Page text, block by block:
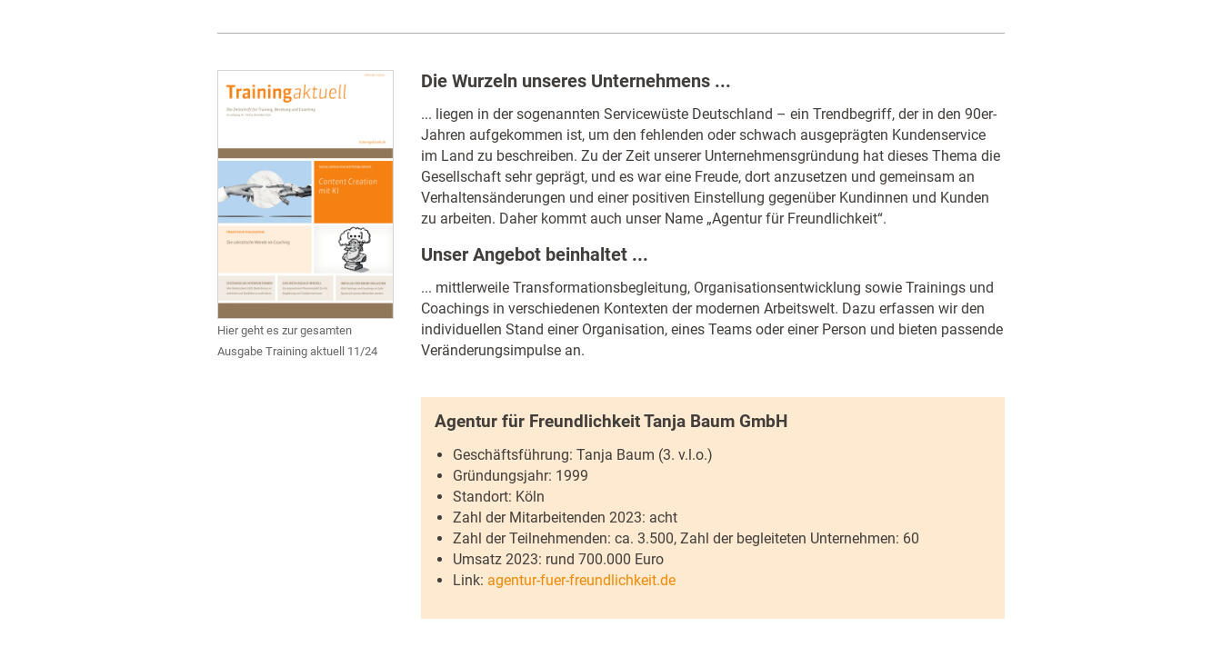
Hier geht es zur gesamten
Ausgabe Training aktuell 11/24
Die Wurzeln unseres Unternehmens ...
... liegen in der sogenannten Servicewüste Deutschland – ein Trendbegriff, der in den 90er-
Jahren aufgekommen ist, um den fehlenden oder schwach ausgeprägten Kundenservice
im Land zu beschreiben. Zu der Zeit unserer Unternehmensgründung hat dieses Thema die
Gesellschaft sehr geprägt, und es war eine Freude, dort anzusetzen und gemeinsam an
Verhaltensänderungen und einer positiven Einstellung gegenüber Kundinnen und Kunden
zu arbeiten. Daher kommt auch unser Name „Agentur für Freundlichkeit“.
Unser Angebot beinhaltet ...
... mittlerweile Transformationsbegleitung, Organisationsentwicklung sowie Trainings und
Coachings in verschiedenen Kontexten der modernen Arbeitswelt. Dazu erfassen wir den
individuellen Stand einer Organisation, eines Teams oder einer Person und bieten passende
Veränderungsimpulse an.
Agentur für Freundlichkeit Tanja Baum GmbH
Geschäftsführung: Tanja Baum (3. v.l.o.)
Gründungsjahr: 1999
Standort: Köln
Zahl der Mitarbeitenden 2023: acht
Zahl der Teilnehmenden: ca. 3.500, Zahl der begleiteten Unternehmen: 60
Umsatz 2023: rund 700.000 Euro
Link: agentur-fuer-freundlichkeit.de